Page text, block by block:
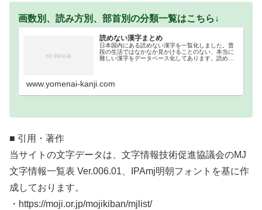
画数別、読み方別、部首別の分類一覧はこちら↓
読めない漢字まとめ
日本国内にある読めない漢字を一覧化しました。普
段の生活ではなかなか見かけることのない、本当に
難しい漢字をデータベース化してあります。読めな
www.yomenai-kanji.com
■ 引用・著作
当サイトの文字データは、文字情報技術促進協議会のMJ
文字情報一覧表 Ver.006.01、IPAmj明朝フォントを基に作
成しております。
・https://moji.or.jp/mojikiban/mjlist/